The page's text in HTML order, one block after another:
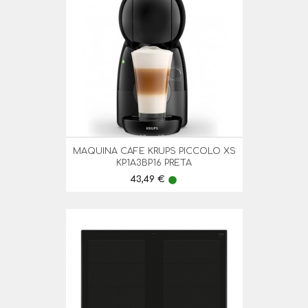
MAQUINA CAFE KRUPS PICCOLO XS
KP1A3BP16 PRETA
Preço
43,49 € lens